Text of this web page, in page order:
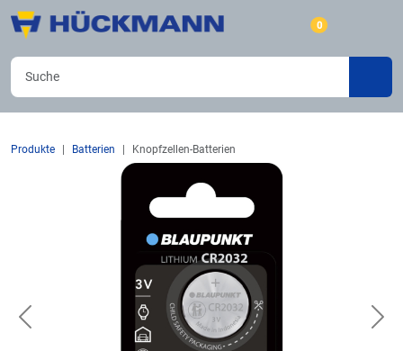
0
Produkte Batterien Knopfzellen-Batterien
Previous